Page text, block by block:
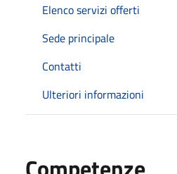
Elenco servizi offerti
Sede principale
Contatti
Ulteriori informazioni